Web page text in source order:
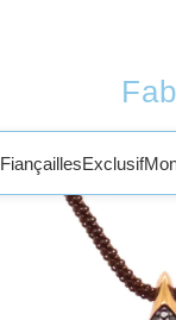
FiançaillesExclusif